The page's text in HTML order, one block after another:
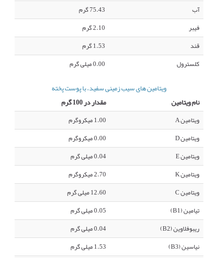
آب
75.43 گرم
فیبر
2.10 گرم
قند
1.53 گرم
کلسترول
0.00 میلی گرم
ویتامین های سیب زمینی سفید، با پوست پخته
نام ویتامین
مقدار در 100 گرم
ویتامین A
1.00 میکروگرم
ویتامین D
0.00 میکروگرم
ویتامین E
0.04 میلی گرم
ویتامین K
2.70 میکروگرم
ویتامین C
12.60 میلی گرم
تیامین (B1)
0.05 میلی گرم
ریبوفلاوین (B2)
0.04 میلی گرم
نیاسین (B3)
1.53 میلی گرم